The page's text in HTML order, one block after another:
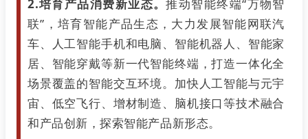
2.培育产品消费新业态。推动智能终端“万物智
联”，培育智能产品生态，大力发展智能网联汽
车、人工智能手机和电脑、智能机器人、智能家
居、智能穿戴等新一代智能终端，打造一体化全
场景覆盖的智能交互环境。加快人工智能与元宇
宙、低空飞行、增材制造、脑机接口等技术融合
和产品创新，探索智能产品新形态。